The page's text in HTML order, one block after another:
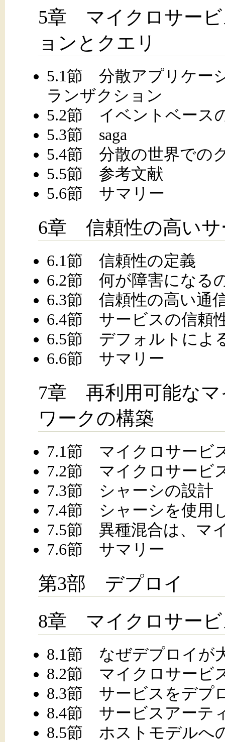
5章 マイクロサービ
ョンとクエリ
5.1節 分散アプリケー
ランザクション
5.2節 イベントベース
5.3節 saga
5.4節 分散の世界での
5.5節 参考文献
5.6節 サマリー
6章 信頼性の高いサ
6.1節 信頼性の定義
6.2節 何が障害になる
6.3節 信頼性の高い通
6.4節 サービスの信頼
6.5節 デフォルトによ
6.6節 サマリー
7章 再利用可能なマ
ワークの構築
7.1節 マイクロサービ
7.2節 マイクロサービ
7.3節 シャーシの設計
7.4節 シャーシを使用
7.5節 異種混合は、マ
7.6節 サマリー
第3部 デプロイ
8章 マイクロサービ
8.1節 なぜデプロイが
8.2節 マイクロサービ
8.3節 サービスをデプ
8.4節 サービスアーテ
8.5節 ホストモデルへ